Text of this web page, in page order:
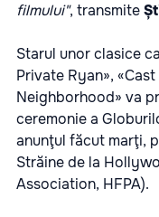
filmului", transmite
Starul unor clasice
Private Ryan»,
Neighborhood» va
ceremonie a
anunţul făcut marţi,
Străine de la
Association, HFPA).